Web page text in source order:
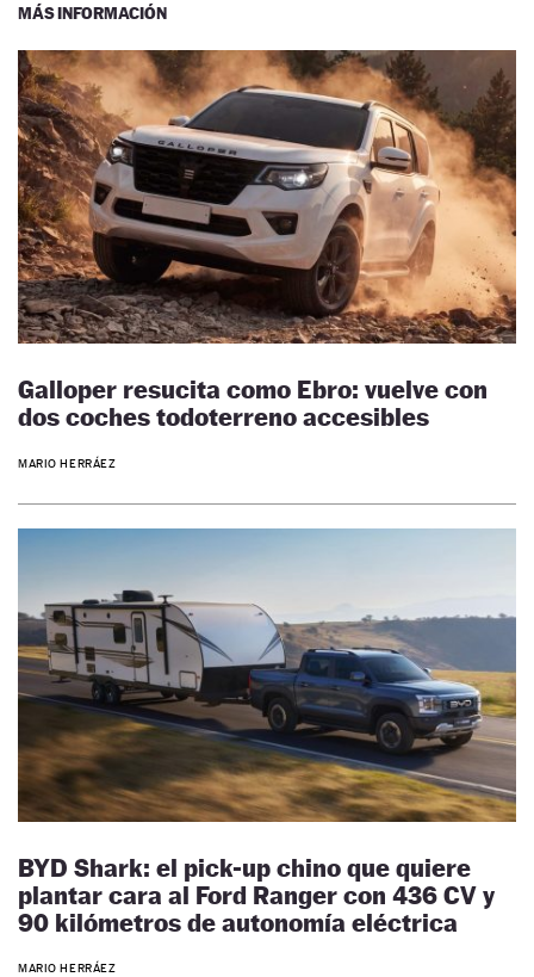
MÁS INFORMACIÓN
Galloper resucita como Ebro: vuelve con
dos coches todoterreno accesibles
MARIO HERRÁEZ
BYD Shark: el pick-up chino que quiere
plantar cara al Ford Ranger con 436 CV y
90 kilómetros de autonomía eléctrica
MARIO HERRÁEZ